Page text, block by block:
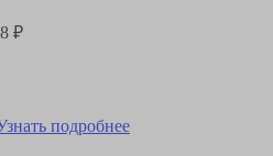
₽
подробнее